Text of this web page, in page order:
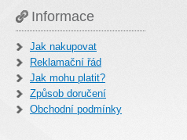
Informace
Jak nakupovat
Reklamační řád
Jak mohu platit?
Způsob doručení
Obchodní podmínky